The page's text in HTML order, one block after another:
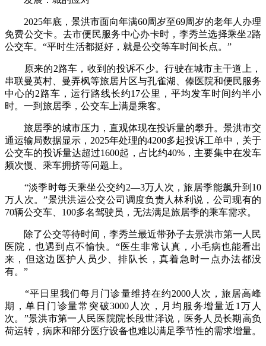
2025年底，景洪市面向年满60周岁至69周岁的老年人办理
免费公交卡。去市便民服务中心办卡时，李秀兰选择乘坐2路
公交车。“平时生活都挺好，就是公交等车时间长点。”
原来的2路车，收到的投诉不少。行驶在城市主干道上，
串联曼英村、曼弄枫等旅居片区与孔雀湖、傣医院和便民服务
中心的2路车，运行路线长约17公里，平均发车时间约半小
时。一到旅居季，公交车上满是乘客。
旅居季的城市压力，直观体现在投诉量的攀升。景洪市交
通运输局数据显示，2025年处理的4200多起投诉工单中，关于
公交车的投诉量达超过1600起，占比约40%，主要集中在发车
频次慢、乘车拥挤等问题上。
“淡季时每天乘坐公交约2—3万人次，旅居季能飙升到10
万人次。”景洪洪运公交公司调度负责人林利说，公司现有的
70辆公交车、100多名驾驶员，无法满足旅居季的乘车需求。
除了公交等待时间，李秀兰最近带孙子去景洪市第一人民
医院，也遇到点不愉快。“医生非常认真，小毛病也能看出
来，但这边医护人员少、排队长，真着急时一点办法都没
有。”
“平日里我们每月门诊量维持在约2000人次，旅居高峰
期，单日门诊量常突破3000人次，月均服务增量近1万人
次。”景洪市第一人民医院院长段世泽说，医务人员长期高负
荷运转，病床和部分医疗设备也难以满足季节性的需求增量。